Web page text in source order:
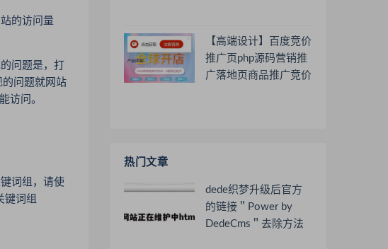
的访问量
问题是，打
问题就网站
访问。
词组，请使
键词组
【高端设计】百度竞价
推广页php源码营销推
广落地页商品推广竞价
热门文章
dede织梦升级后官方
的链接＂Power by
DedeCms＂去除方法